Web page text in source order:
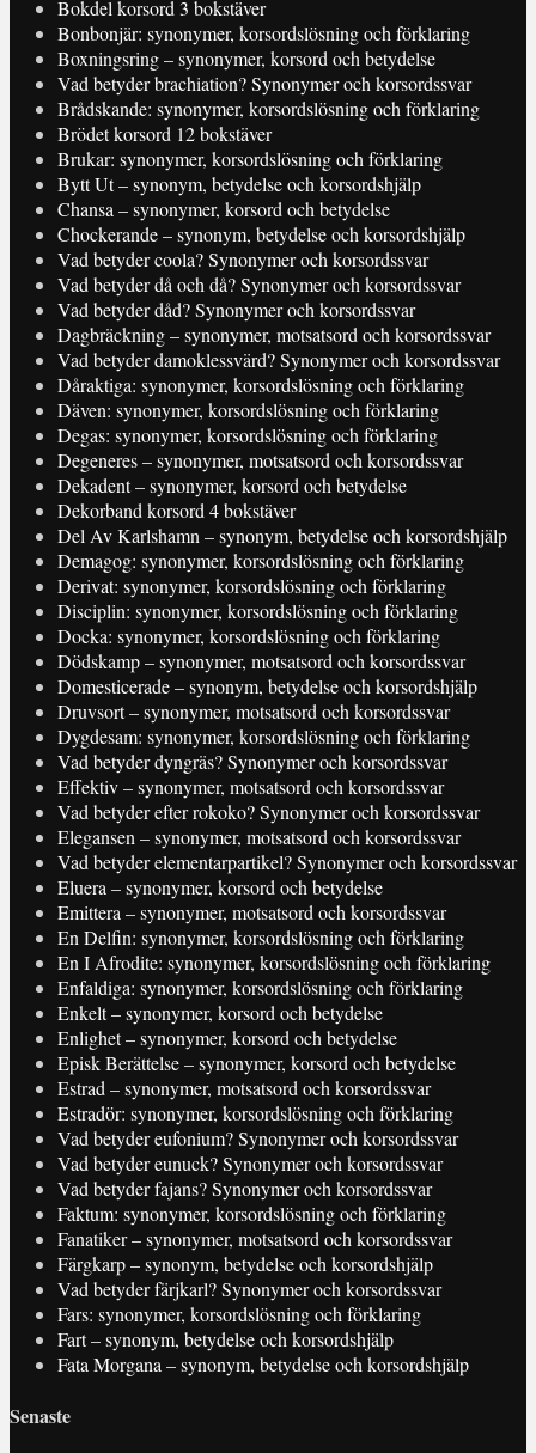
Bokdel korsord 3 bokstäver
Bonbonjär: synonymer, korsordslösning och förklaring
Boxningsring – synonymer, korsord och betydelse
Vad betyder brachiation? Synonymer och korsordssvar
Brådskande: synonymer, korsordslösning och förklaring
Brödet korsord 12 bokstäver
Brukar: synonymer, korsordslösning och förklaring
Bytt Ut – synonym, betydelse och korsordshjälp
Chansa – synonymer, korsord och betydelse
Chockerande – synonym, betydelse och korsordshjälp
Vad betyder coola? Synonymer och korsordssvar
Vad betyder då och då? Synonymer och korsordssvar
Vad betyder dåd? Synonymer och korsordssvar
Dagbräckning – synonymer, motsatsord och korsordssvar
Vad betyder damoklessvärd? Synonymer och korsordssvar
Dåraktiga: synonymer, korsordslösning och förklaring
Däven: synonymer, korsordslösning och förklaring
Degas: synonymer, korsordslösning och förklaring
Degeneres – synonymer, motsatsord och korsordssvar
Dekadent – synonymer, korsord och betydelse
Dekorband korsord 4 bokstäver
Del Av Karlshamn – synonym, betydelse och korsordshjälp
Demagog: synonymer, korsordslösning och förklaring
Derivat: synonymer, korsordslösning och förklaring
Disciplin: synonymer, korsordslösning och förklaring
Docka: synonymer, korsordslösning och förklaring
Dödskamp – synonymer, motsatsord och korsordssvar
Domesticerade – synonym, betydelse och korsordshjälp
Druvsort – synonymer, motsatsord och korsordssvar
Dygdesam: synonymer, korsordslösning och förklaring
Vad betyder dyngräs? Synonymer och korsordssvar
Effektiv – synonymer, motsatsord och korsordssvar
Vad betyder efter rokoko? Synonymer och korsordssvar
Elegansen – synonymer, motsatsord och korsordssvar
Vad betyder elementarpartikel? Synonymer och korsordssvar
Eluera – synonymer, korsord och betydelse
Emittera – synonymer, motsatsord och korsordssvar
En Delfin: synonymer, korsordslösning och förklaring
En I Afrodite: synonymer, korsordslösning och förklaring
Enfaldiga: synonymer, korsordslösning och förklaring
Enkelt – synonymer, korsord och betydelse
Enlighet – synonymer, korsord och betydelse
Episk Berättelse – synonymer, korsord och betydelse
Estrad – synonymer, motsatsord och korsordssvar
Estradör: synonymer, korsordslösning och förklaring
Vad betyder eufonium? Synonymer och korsordssvar
Vad betyder eunuck? Synonymer och korsordssvar
Vad betyder fajans? Synonymer och korsordssvar
Faktum: synonymer, korsordslösning och förklaring
Fanatiker – synonymer, motsatsord och korsordssvar
Färgkarp – synonym, betydelse och korsordshjälp
Vad betyder färjkarl? Synonymer och korsordssvar
Fars: synonymer, korsordslösning och förklaring
Fart – synonym, betydelse och korsordshjälp
Fata Morgana – synonym, betydelse och korsordshjälp
Senaste